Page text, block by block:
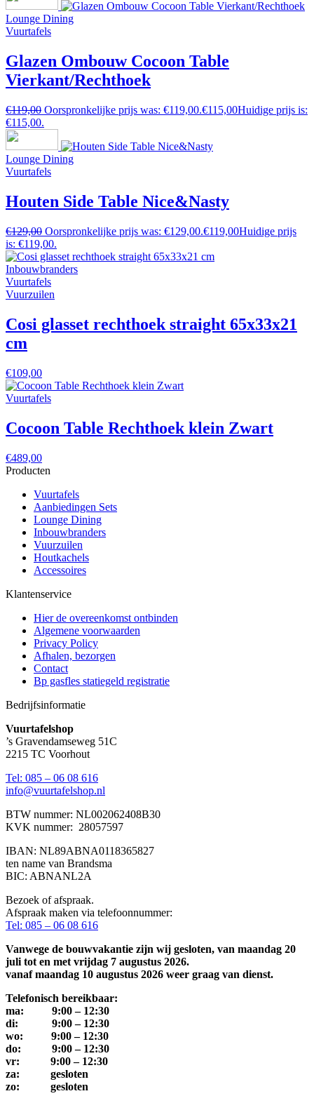
Lounge Dining
Vuurtafels
Glazen Ombouw Cocoon Table
Vierkant/Rechthoek
€119,00 Oorspronkelijke prijs was: €119,00.€115,00Huidige prijs is:
€115,00.
Lounge Dining
Vuurtafels
Houten Side Table Nice&Nasty
€129,00 Oorspronkelijke prijs was: €129,00.€119,00Huidige prijs
is: €119,00.
Inbouwbranders
Vuurtafels
Vuurzuilen
Cosi glasset rechthoek straight 65x33x21
cm
€109,00
Vuurtafels
Cocoon Table Rechthoek klein Zwart
€489,00
Producten
Vuurtafels
Aanbiedingen Sets
Lounge Dining
Inbouwbranders
Vuurzuilen
Houtkachels
Accessoires
Klantenservice
Hier de overeenkomst ontbinden
Algemene voorwaarden
Privacy Policy
Afhalen, bezorgen
Contact
Bp gasfles statiegeld registratie
Bedrijfsinformatie
Vuurtafelshop
’s Gravendamseweg 51C
2215 TC Voorhout
Tel: 085 – 06 08 616
info@vuurtafelshop.nl
BTW nummer: NL002062408B30
KVK nummer: 28057597
IBAN: NL89ABNA0118365827
ten name van Brandsma
BIC: ABNANL2A
Bezoek of afspraak.
Afspraak maken via telefoonnummer:
Tel: 085 – 06 08 616
Vanwege de bouwvakantie zijn wij gesloten, van maandag 20
juli tot en met vrijdag 7 augustus 2026.
vanaf maandag 10 augustus 2026 weer graag van dienst.
Telefonisch bereikbaar:
ma: 9:00 – 12:30
di: 9:00 – 12:30
wo: 9:00 – 12:30
do: 9:00 – 12:30
vr: 9:00 – 12:30
za: gesloten
zo: gesloten